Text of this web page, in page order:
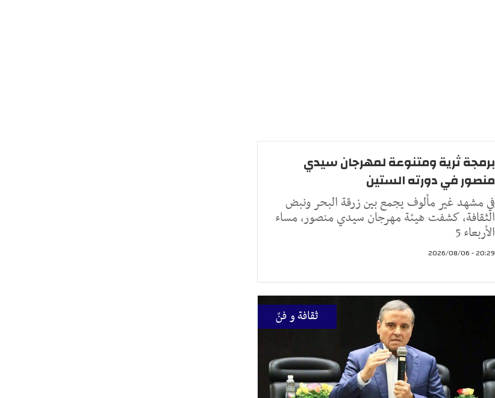
برمجة ثرية ومتنوعة لمهرجان سيدي
منصور في دورته الستين
في مشهد غير مألوف يجمع بين زرقة البحر ونبض
الثقافة، كشفت هيئة مهرجان سيدي منصور، مساء
الأربعاء 5
20:29 - 2026/08/06
ثقافة و فنّ